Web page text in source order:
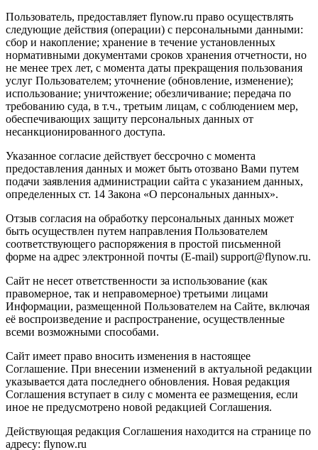
Пользователь, предоставляет flynow.ru право осуществлять
следующие действия (операции) с персональными данными:
сбор и накопление; хранение в течение установленных
нормативными документами сроков хранения отчетности, но
не менее трех лет, с момента даты прекращения пользования
услуг Пользователем; уточнение (обновление, изменение);
использование; уничтожение; обезличивание; передача по
требованию суда, в т.ч., третьим лицам, с соблюдением мер,
обеспечивающих защиту персональных данных от
несанкционированного доступа.
Указанное согласие действует бессрочно с момента
предоставления данных и может быть отозвано Вами путем
подачи заявления администрации сайта с указанием данных,
определенных ст. 14 Закона «О персональных данных».
Отзыв согласия на обработку персональных данных может
быть осуществлен путем направления Пользователем
соответствующего распоряжения в простой письменной
форме на адрес электронной почты (E-mail) support@flynow.ru.
Сайт не несет ответственности за использование (как
правомерное, так и неправомерное) третьими лицами
Информации, размещенной Пользователем на Сайте, включая
её воспроизведение и распространение, осуществленные
всеми возможными способами.
Сайт имеет право вносить изменения в настоящее
Соглашение. При внесении изменений в актуальной редакции
указывается дата последнего обновления. Новая редакция
Соглашения вступает в силу с момента ее размещения, если
иное не предусмотрено новой редакцией Соглашения.
Действующая редакция Соглашения находится на странице по
адресу: flynow.ru